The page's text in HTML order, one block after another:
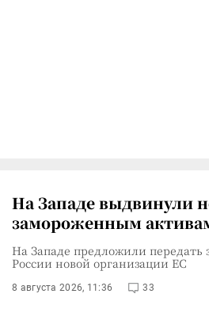
На Западе выдвинули
замороженным
На Западе предложили
России новой организации ЕС
8 августа 2026, 11:36 33